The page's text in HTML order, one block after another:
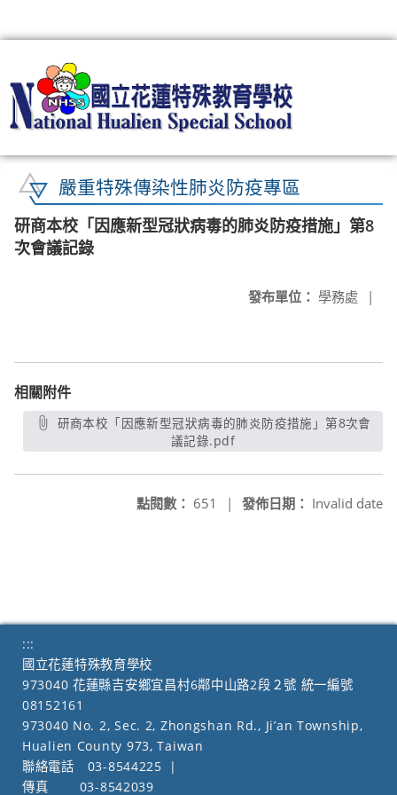
嚴重特殊傳染性肺炎防疫專區
研商本校「因應新型冠狀病毒的肺炎防疫措施」第8
次會議記錄
發布單位： 學務處 |
相關附件
議記錄.pdf另開新視窗
發佈日期： Invalid date
點閱數： 651 |
:::
國立花蓮特殊教育學校
973040 花蓮縣吉安鄉宜昌村6鄰中山路2段２號 統一編號
08152161
973040 No. 2, Sec. 2, Zhongshan Rd., Ji’an Township,
Hualien County 973, Taiwan
聯絡電話
03-8544225
|
傳真
03-8542039